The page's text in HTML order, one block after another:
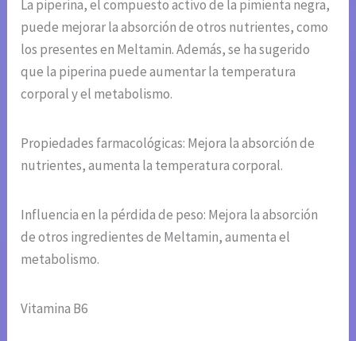
La piperina, el compuesto activo de la pimienta negra,
puede mejorar la absorción de otros nutrientes, como
los presentes en Meltamin. Además, se ha sugerido
que la piperina puede aumentar la temperatura
corporal y el metabolismo.
Propiedades farmacológicas: Mejora la absorción de
nutrientes, aumenta la temperatura corporal.
Influencia en la pérdida de peso: Mejora la absorción
de otros ingredientes de Meltamin, aumenta el
metabolismo.
Vitamina B6